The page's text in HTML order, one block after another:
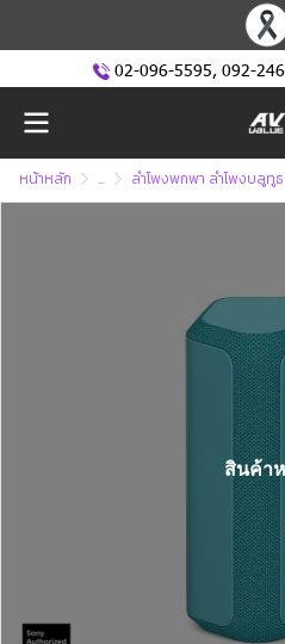
02-096-5595, 092-
หน้าหลัก ... ลำโพงพกพา ลำโพงบลูทูธ
สินค้า